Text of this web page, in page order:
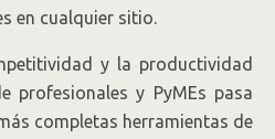
en cualquier sitio.
y la productividad
profesionales y PyMEs pasa
completas herramientas de